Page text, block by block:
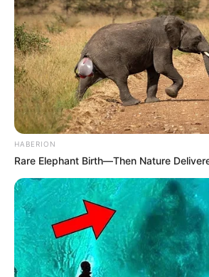
HABERION
Rare Elephant Birth—Then Nature